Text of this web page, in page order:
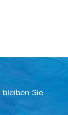
bleiben Sie